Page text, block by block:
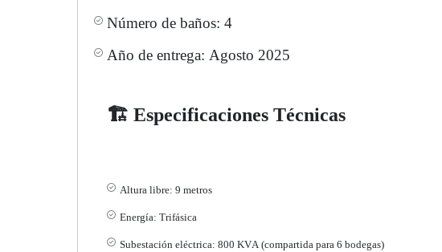
Número de baños: 4
Año de entrega: Agosto 2025
🏗 Especificaciones Técnicas
Altura libre: 9 metros
Energía: Trifásica
Subestación eléctrica: 800 KVA (compartida para 6 bodegas)